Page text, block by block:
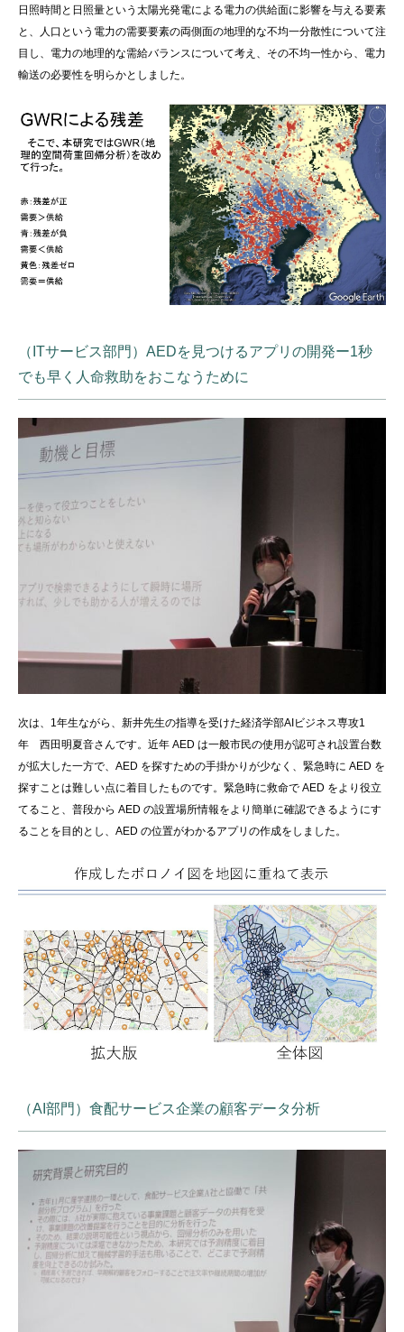
日照時間と日照量という太陽光発電による電力の供給面に影響を与える要素
と、人口という電力の需要要素の両側面の地理的な不均一分散性について注
目し、電力の地理的な需給バランスについて考え、その不均一性から、電力
輸送の必要性を明らかとしました。
（ITサービス部門）AEDを見つけるアプリの開発ー1秒
でも早く人命救助をおこなうために
次は、1年生ながら、新井先生の指導を受けた経済学部AIビジネス専攻1
年 西田明夏音さんです。近年 AED は一般市民の使用が認可され設置台数
が拡大した一方で、AED を探すための手掛かりが少なく、緊急時に AED を
探すことは難しい点に着目したものです。緊急時に救命で AED をより役立
てること、普段から AED の設置場所情報をより簡単に確認できるようにす
ることを目的とし、AED の位置がわかるアプリの作成をしました。
（AI部門）食配サービス企業の顧客データ分析